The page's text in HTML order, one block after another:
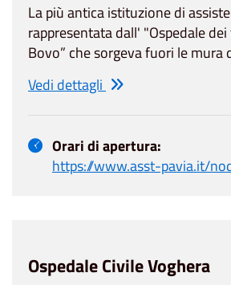
La più antica istituzione di
rappresentata dall' "Ospedale
Bovo” che sorgeva fuori le mura
Vedi dettagli
Orari di apertura:
https://www.asst-pavia.it/
Ospedale Civile Voghera